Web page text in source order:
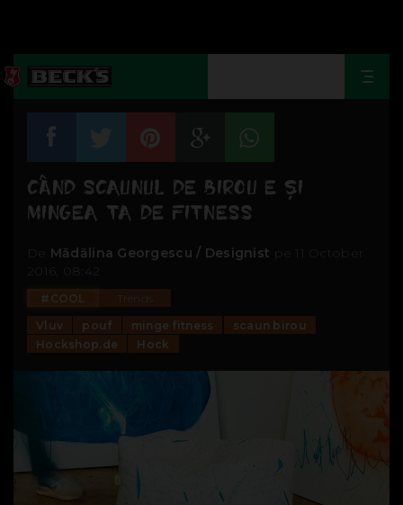
CÂND SCAUNUL DE BIROU E ȘI
MINGEA TA DE FITNESS
Mădălina Georgescu / Designist pe 11 October
2016, 08:42
#COOL
Trends
Vluv
pouf minge fitness
scaun birou
Hockshop.de
Hock